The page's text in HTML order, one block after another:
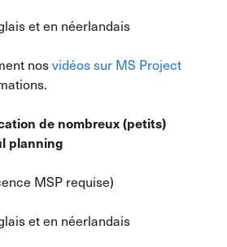
et en néerlandais
nosvidéos sur MS Project
de nombreux (petits)
planning
MSP requise)
et en néerlandais